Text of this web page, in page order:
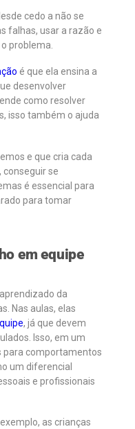
cedo a não se
falhas, usar a razão e
problema.
é que ela ensina a
desenvolver
como resolver
isso também o ajuda
e que cria cada
se
é essencial para
para tomar
em equipe
da
Nas aulas, elas
, já que devem
Isso, em um
para comportamentos
um diferencial
e profissionais
as crianças